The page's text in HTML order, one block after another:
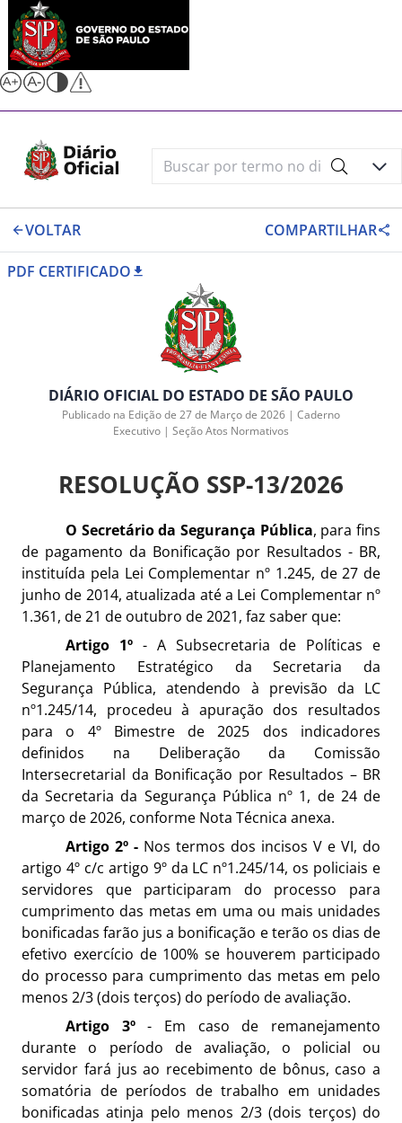
VOLTAR COMPARTILHAR
PDF CERTIFICADO
DIÁRIO OFICIAL DO ESTADO DE SÃO PAULO
Publicado na Edição de 27 de Março de 2026 | Caderno
Executivo | Seção Atos Normativos
RESOLUÇÃO SSP-13/2026
O Secretário da Segurança Pública, para fins
de pagamento da Bonificação por Resultados - BR,
instituída pela Lei Complementar nº 1.245, de 27 de
junho de 2014, atualizada até a Lei Complementar nº
1.361, de 21 de outubro de 2021, faz saber que:
Artigo 1º - A Subsecretaria de Políticas e
Planejamento Estratégico da Secretaria da
Segurança Pública, atendendo à previsão da LC
nº1.245/14, procedeu à apuração dos resultados
para o 4º Bimestre de 2025 dos indicadores
definidos na Deliberação da Comissão
Intersecretarial da Bonificação por Resultados – BR
da Secretaria da Segurança Pública nº 1, de 24 de
março de 2026, conforme Nota Técnica anexa.
Artigo 2º - Nos termos dos incisos V e VI, do
artigo 4º c/c artigo 9º da LC nº1.245/14, os policiais e
servidores que participaram do processo para
cumprimento das metas em uma ou mais unidades
bonificadas farão jus a bonificação e terão os dias de
efetivo exercício de 100% se houverem participado
do processo para cumprimento das metas em pelo
menos 2/3 (dois terços) do período de avaliação.
Artigo 3º- Em caso de remanejamento
durante o período de avaliação, o policial ou
servidor fará jus ao recebimento de bônus, caso a
somatória de períodos de trabalho em unidades
bonificadas atinja pelo menos 2/3 (dois terços) do